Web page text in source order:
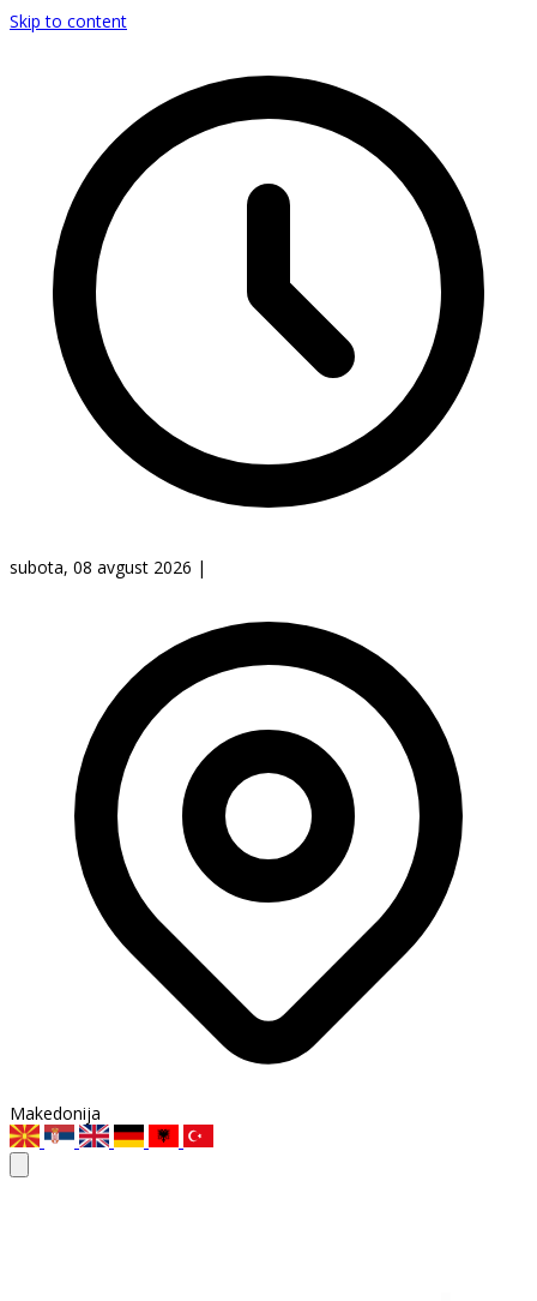
Skip to content
subota, 08 avgust 2026 |
Makedonija